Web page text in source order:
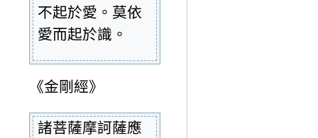
不起於愛。莫依
愛而起於識。
《金剛經》
諸菩薩摩訶薩應